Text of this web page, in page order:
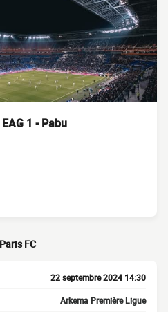
1 - Pabu
FC
22 septembre 2024 14:30
Arkema Première Ligue